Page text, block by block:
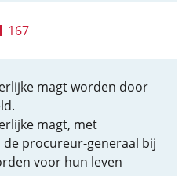
167
magt worden door
magt, met
procureur-generaal bij
voor hun leven